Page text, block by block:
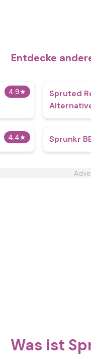
Entdecke
4.9★
Spruted
4.4★ Sprunkr
Was ist